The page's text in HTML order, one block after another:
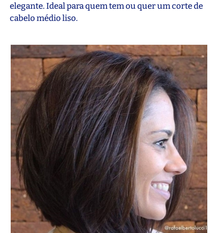
elegante. Ideal para quem tem ou quer um corte de
cabelo médio liso.